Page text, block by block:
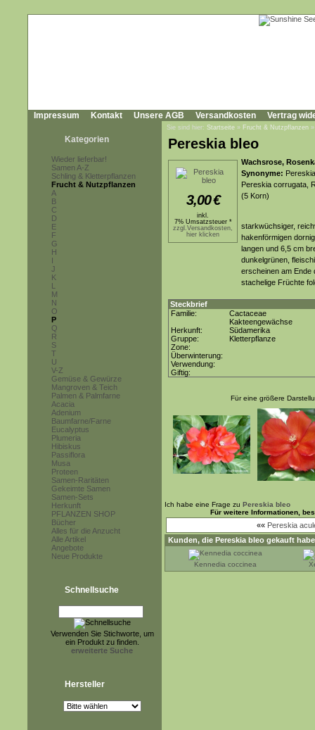
Impressum Kontakt Unsere AGB Versandkosten Vertrag
Kategorien
Wieder lieferbar!
Samen A-Z
Schling & Kletterpflanzen
Frucht & Nutzpflanzen
A
B
C
D
E
F
G
H
I
J
K
L
M
N
O
P
Q
R
S
T
U
V-Z
Gemüse & Gewürze
Mangroven & Teich
Palmen & Palmfarne
Acacia
Adenium
Baumfarne/Farne
Eucalyptus
Plumeria
Hibiskus
Passiflora
Musa
Proteen
Samen-Raritäten
Gekeimte Samen
Samen-Sets
Herkunft
PFLANZEN SHOP
Bücher
Alles für die Anzucht
Alle Artikel
Angebote
Neue Produkte
Schnellsuche
Verwenden Sie Stichworte, um
ein Produkt zu finden.
erweiterte Suche
Hersteller
Sie sind hier: Startseite » Frucht & Nutzpflanzen
Pereskia bleo
3,00€
inkl.
7% Umsatzsteuer *
zzgl.Versandkosten,
hier klicken
Wachsrose,
Synonyme:
Pereskia corrugata,
(5 Korn)
starkwüchsiger,
hakenförmigen
langen und 6,5 cm
dunkelgrünen,
erscheinen am Ende
stachelige Früchte
Steckbrief
Familie:
Cactaceae
Kakteengewächse
Herkunft:
Südamerika
Gruppe:
Kletterpflanze
Zone:
Überwinterung:
Verwendung:
Giftig:
Für eine größere
Ich habe eine Frage zu Pereskia bleo
Für weitere Informationen,
«« Pereskia
Kunden, die Pereskia bleo gekauft
Kennedia coccinea